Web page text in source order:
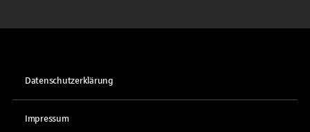
Datenschutzerklärung
Impressum